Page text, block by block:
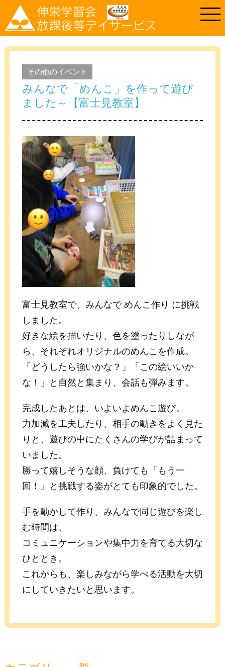
その他のイベント
みんなで「めんこ」を作って遊び
ました～【富士見教室】
富士見教室で、みんなで めんこ作り に挑戦
しました。
好きな絵を描いたり、色を塗ったりしなが
ら、それぞれオリジナルのめんこを作成。
「どうしたら強いかな？」「この絵いいか
な！」と自然と集まり、会話も弾みます。
完成したあとは、いよいよめんこ遊び。
力加減を工夫したり、相手の動きをよく見た
りと、遊びの中にたくさんの学びが詰まって
いました。
勝って嬉しそうな顔、負けても「もう一
回！」と挑戦する姿がとても印象的でした。
手を動かして作り、みんなで同じ遊びを楽し
む時間は、
コミュニケーションや集中力を育てる大切な
ひととき。
これからも、楽しみながら学べる活動を大切
にしていきたいと思います。